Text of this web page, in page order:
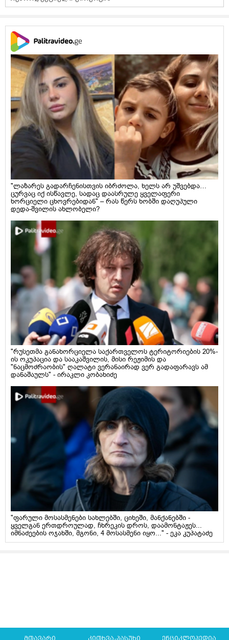
"ლაზარეს გადარჩენისთვის იბრძოლა, ხელს არ უშვებდა…
ცურვაც იქ ისწავლე, სადაც დაასრულე ყველაფერი
ხორციელი ცხოვრებიდან" – რას წერს ხობში დაღუპული
დედა-შვილის ახლობელი?
"რუსეთმა განახორციელა საქართველოს ტერიტორიების 20%-
ის ოკუპაცია და სააკაშვილის, მისი რეჟიმის და
"ნაცმოძრაობის" ღალატი ვერანაირად ვერ გადაფარავს ამ
დანაშაულს" - ირაკლი კობახიძე
"ფარული მოსასმენები სახლებში, ციხეში, მანქანებში -
ყველგან ერთდროულად, ჩხრეკის დროს, დაამონტაჟეს...
იმნაძეების ოჯახში, მგონი, 4 მოსასმენი იყო..." - ეკა კუპატაძე
მთავარი კითხვა-პასუხი ენციკლოპედია